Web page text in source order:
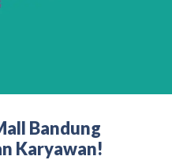
Bandung
Karyawan!